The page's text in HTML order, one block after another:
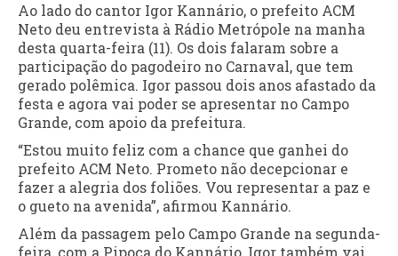
Ao lado do cantor Igor Kannário, o prefeito ACM
Neto deu entrevista à Rádio Metrópole na manha
desta quarta-feira (11). Os dois falaram sobre a
participação do pagodeiro no Carnaval, que tem
gerado polêmica. Igor passou dois anos afastado da
festa e agora vai poder se apresentar no Campo
Grande, com apoio da prefeitura.
“Estou muito feliz com a chance que ganhei do
prefeito ACM Neto. Prometo não decepcionar e
fazer a alegria dos foliões. Vou representar a paz e
o gueto na avenida”, afirmou Kannário.
Além da passagem pelo Campo Grande na segunda-